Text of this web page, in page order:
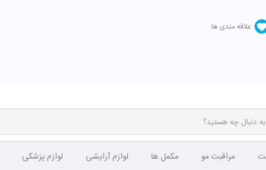
علاقه مندی ها
مراقبت مو مکمل ها لوازم آرایشی لوازم پزشکی